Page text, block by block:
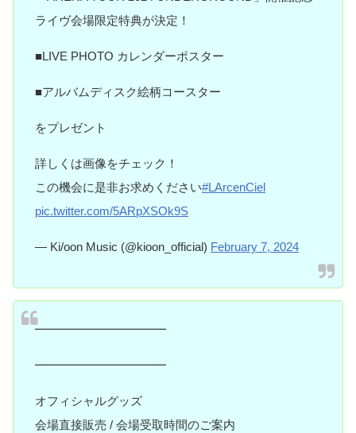
ライヴ会場限定特典が決定！
■LIVE PHOTO カレンダーポスター
■アルバムディスク絵柄コースター
をプレゼント
詳しくは画像をチェック！
この機会に是非お求めください#LArcenCiel
pic.twitter.com/5ARpXSOk9S
— Ki/oon Music (@kioon_official) February 7, 2024
━━━━━━━━━━━
━━━━━━━━━━━
️オフィシャルグッズ
会場直接販売 / 会場受取時間のご案内